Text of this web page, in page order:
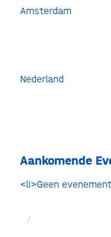
Amsterdam
Nederland
Aankomende
<li>Geen
/